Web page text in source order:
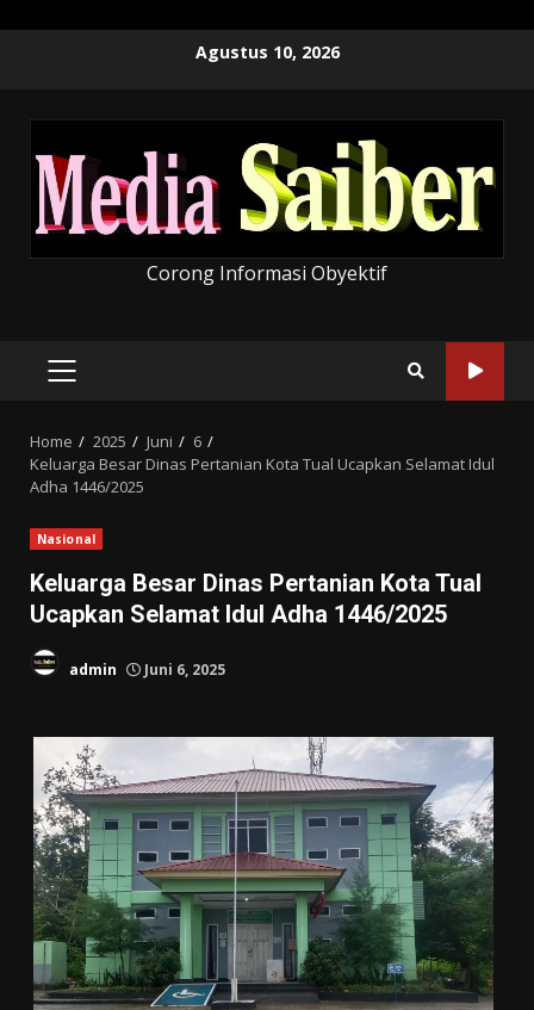
Agustus 10, 2026
Corong Informasi Obyektif
PRIMARY
Home 2025 Juni
6
Keluarga Besar Dinas Pertanian Kota Tual Ucapkan Selamat Idul
Adha 1446/2025
Nasional
Keluarga Besar Dinas Pertanian Kota Tual
Ucapkan Selamat Idul Adha 1446/2025
admin Juni 6, 2025